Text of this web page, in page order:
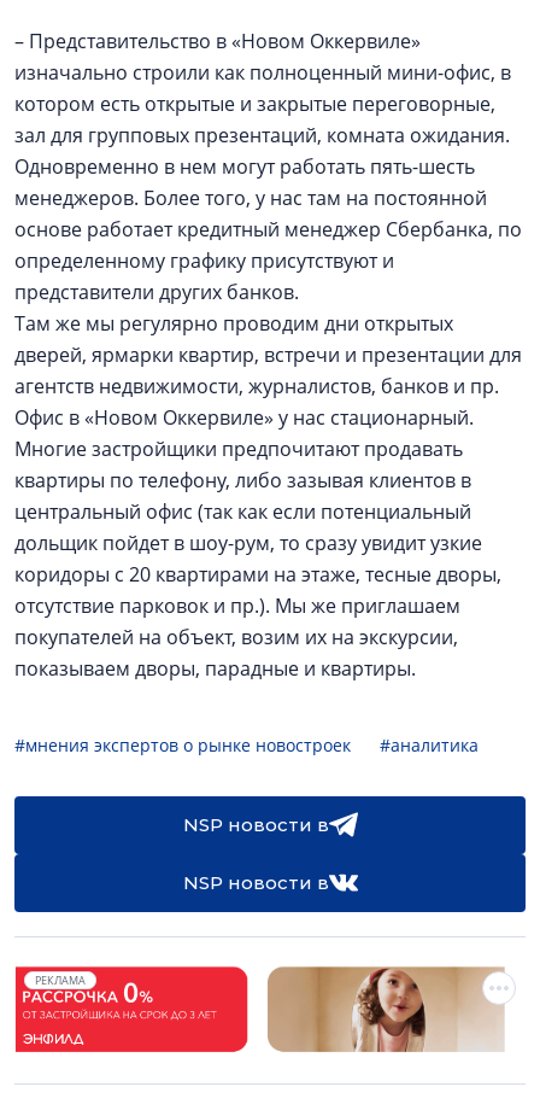
– Представительство в «Новом Оккервиле»
изначально строили как полноценный мини-офис, в
котором есть открытые и закрытые переговорные,
зал для групповых презентаций, комната ожидания.
Одновременно в нем могут работать пять-шесть
менеджеров. Более того, у нас там на постоянной
основе работает кредитный менеджер Сбербанка, по
определенному графику присутствуют и
представители других банков.
Там же мы регулярно проводим дни открытых
дверей, ярмарки квартир, встречи и презентации для
агентств недвижимости, журналистов, банков и пр.
Офис в «Новом Оккервиле» у нас стационарный.
Многие застройщики предпочитают продавать
квартиры по телефону, либо зазывая клиентов в
центральный офис (так как если потенциальный
дольщик пойдет в шоу-рум, то сразу увидит узкие
коридоры с 20 квартирами на этаже, тесные дворы,
отсутствие парковок и пр.). Мы же приглашаем
покупателей на объект, возим их на экскурсии,
показываем дворы, парадные и квартиры.
#мнения экспертов о рынке новостроек #аналитика
NSP новости в
NSP новости в
РЕКЛАМА